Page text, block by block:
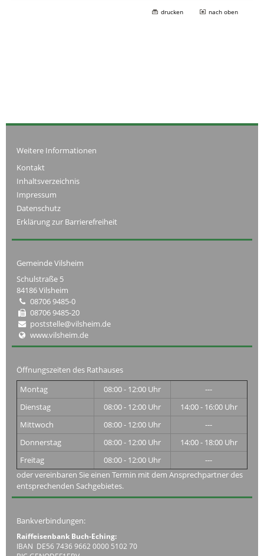
drucken nach oben
Weitere Informationen
Kontakt
Inhaltsverzeichnis
Impressum
Datenschutz
Erklärung zur Barrierefreiheit
Gemeinde Vilsheim
Schulstraße 5
84186 Vilsheim
08706 9485-0
08706 9485-20
poststelle@vilsheim.de
www.vilsheim.de
Öffnungszeiten des Rathauses
Montag
08:00 - 12:00 Uhr
---
Dienstag
08:00 - 12:00 Uhr
14:00 - 16:00 Uhr
Mittwoch
08:00 - 12:00 Uhr
---
Donnerstag
08:00 - 12:00 Uhr
14:00 - 18:00 Uhr
Freitag
08:00 - 12:00 Uhr
---
oder vereinbaren Sie einen Termin mit dem Ansprechpartner des
entsprechenden Sachgebietes.
Bankverbindungen:
Raiffeisenbank Buch-Eching:
IBAN DE56 7436 9662 0000 5102 70